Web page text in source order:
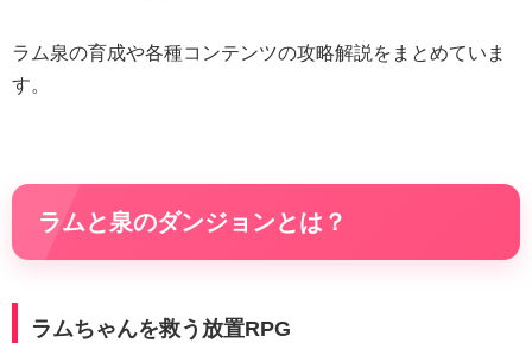
ラム泉の育成や各種コンテンツの攻略解説をまとめていま
す。
ラムと泉のダンジョンとは？
ラムちゃんを救う放置RPG